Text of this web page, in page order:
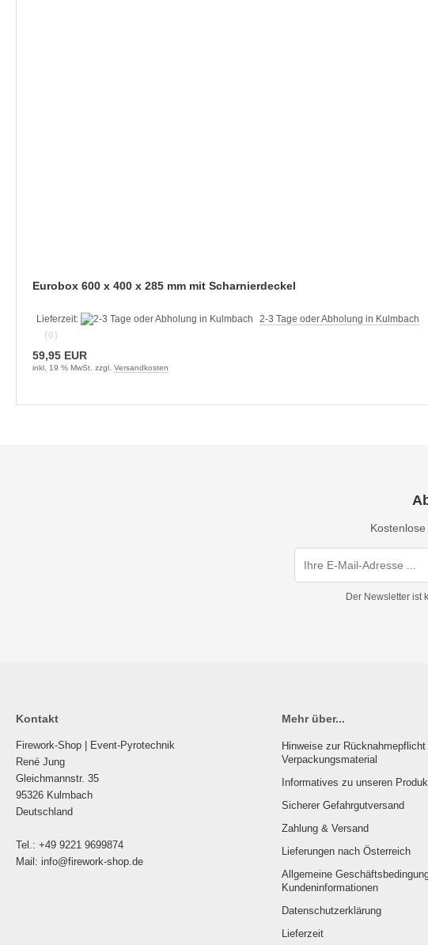
Eurobox 600 x 400 x 285 mm mit Scharnierdeckel
Lieferzeit:
2-3 Tage oder Abholung in Kulmbach
(0)
59,95 EUR
inkl. 19 % MwSt. zzgl. Versandkosten
Der Newsletter ist
Kontakt
Firework-Shop | Event-Pyrotechnik
René Jung
Gleichmannstr. 35
95326 Kulmbach
Deutschland
Tel.: +49 9221 9699874
Mail: info@firework-shop.de
Mehr über...
Hinweise zur Rücknahmepflicht
Verpackungsmaterial
Informatives zu unseren
Sicherer Gefahrgutversand
Zahlung & Versand
Lieferungen nach Österreich
Allgemeine
Kundeninformationen
Datenschutzerklärung
Lieferzeit